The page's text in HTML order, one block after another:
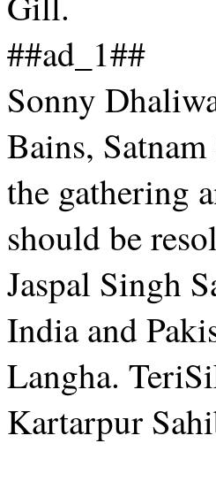
##ad_1##
Sonny
Bains,
the gathering
should be
Jaspal Singh
India and
Langha.
Kartarpur